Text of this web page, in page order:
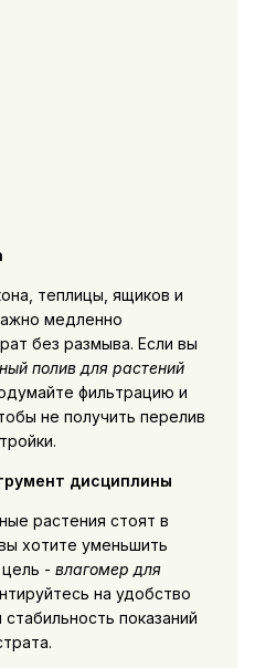
теплицы, ящиков и
медленно
без размыва. Если вы
полив для растений
фильтрацию и
не получить перелив
дисциплины
растения стоят в
хотите уменьшить
- влагомер для
на удобство
показаний